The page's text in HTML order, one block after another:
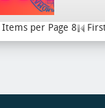
Items per Page 8